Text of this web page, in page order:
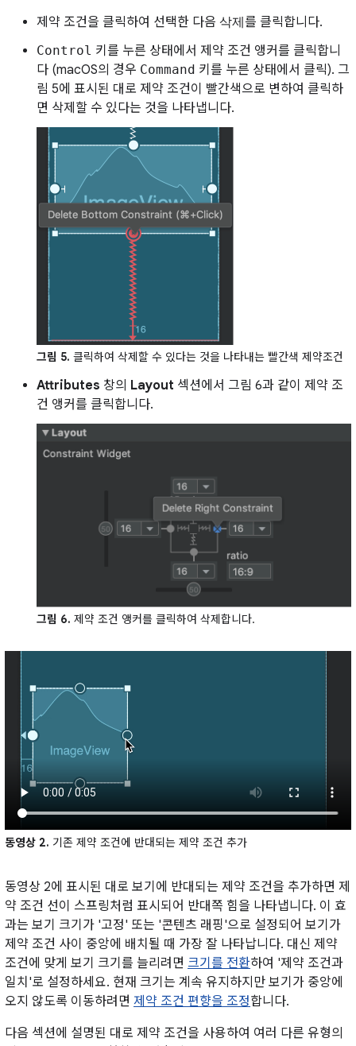
제약 조건을 클릭하여 선택한 다음 삭제를 클릭합니다.
Control 키를 누른 상태에서 제약 조건 앵커를 클릭합니
다 (macOS의 경우 Command 키를 누른 상태에서 클릭). 그
림 5에 표시된 대로 제약 조건이 빨간색으로 변하여 클릭하
면 삭제할 수 있다는 것을 나타냅니다.
그림 5. 클릭하여 삭제할 수 있다는 것을 나타내는 빨간색 제약조건
Attributes 창의 Layout 섹션에서 그림 6과 같이 제약 조
건 앵커를 클릭합니다.
그림 6. 제약 조건 앵커를 클릭하여 삭제합니다.
동영상 2. 기존 제약 조건에 반대되는 제약 조건 추가
동영상 2에 표시된 대로 보기에 반대되는 제약 조건을 추가하면 제
약 조건 선이 스프링처럼 표시되어 반대쪽 힘을 나타냅니다. 이 효
과는 보기 크기가 '고정' 또는 '콘텐츠 래핑'으로 설정되어 보기가
제약 조건 사이 중앙에 배치될 때 가장 잘 나타납니다. 대신 제약
조건에 맞게 보기 크기를 늘리려면 크기를 전환하여 '제약 조건과
일치'로 설정하세요. 현재 크기는 계속 유지하지만 보기가 중앙에
오지 않도록 이동하려면 제약 조건 편향을 조정합니다.
다음 섹션에 설명된 대로 제약 조건을 사용하여 여러 다른 유형의